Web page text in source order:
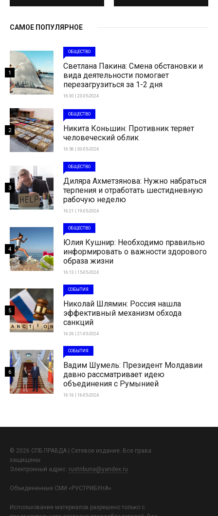
САМОЕ ПОПУЛЯРНОЕ
ОБЩЕСТВО
Светлана Пакина: Смена обстановки и
вида деятельности помогает
перезагрузиться за 1-2 дня
16:30 | 23-05-2024
1
ОБЩЕСТВО
Никита Коньшин: Противник теряет
человеческий облик
16:56 | 30-05-2024
2
ОБЩЕСТВО
Диляра Ахметзянова: Нужно набраться
терпения и отработать шестидневную
рабочую неделю
16:21 | 19-05-2024
3
ОБЩЕСТВО
Юлия Кушнир: Необходимо правильно
информировать о важности здорового
образа жизни
16:13 | 15-05-2024
4
СОБЫТИЯ
Николай Шлямин: Россия нашла
эффективный механизм обхода
санкций
16:26 | 21-05-2024
5
СОБЫТИЯ
Вадим Шумель: Президент Молдавии
давно рассматривает идею
объединения с Румынией
16:16 | 16-05-2024
6
© 2026 СПБ ПРАВДА | Сетевое издание. Все права
защищены.
Электронный адрес: rustribuna@yandex.ru
Объединенные СМИ «РУСТРИБУНА»
Использование материалов разрешено только с